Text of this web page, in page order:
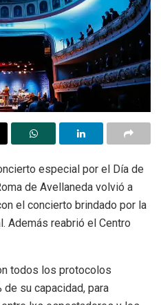
especial por el Día de
de Avellaneda volvió a
el concierto brindado por la
Además reabrió el Centro
todos los protocolos
su capacidad, para